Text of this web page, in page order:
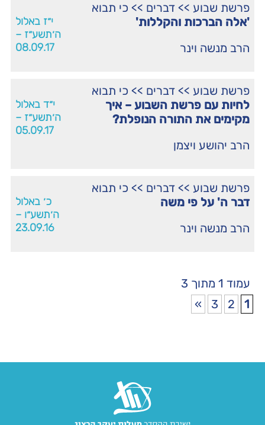
פרשת שבוע >> דברים >> כי תבוא
'אלה הברכות והקללות'
הרב מנשה וינר
י״ז באלול
ה׳תשע״ז –
08.09.17
פרשת שבוע >> דברים >> כי תבוא
לחיות עם פרשת השבוע – איך
מקימים את התורה הנופלת?
הרב יהושע ויצמן
י״ד באלול
ה׳תשע״ז –
05.09.17
פרשת שבוע >> דברים >> כי תבוא
דבר ה' על פי משה
הרב מנשה וינר
כ׳ באלול
ה׳תשע״ו –
23.09.16
עמוד 1 מתוך 3
1
2
3
»